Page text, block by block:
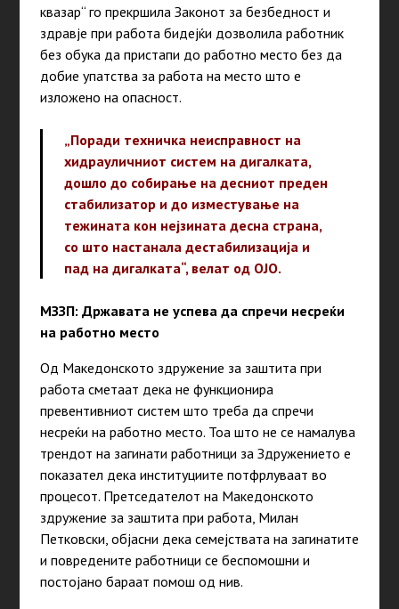
квазар“ го прекршила Законот за безбедност и
здравје при работа бидејќи дозволила работник
без обука да пристапи до работно место без да
добие упатства за работа на место што е
изложено на опасност.
„Поради техничка неисправност на
хидрауличниот систем на дигалката,
дошло до собирање на десниот преден
стабилизатор и до изместување на
тежината кон нејзината десна страна,
со што настанала дестабилизација и
пад на дигалката“, велат од ОЈО.
МЗЗП: Државата не успева да спречи несреќи
на работно место
Од Македонското здружение за заштита при
работа сметаат дека не функционира
превентивниот систем што треба да спречи
несреќи на работно место. Тоа што не се намалува
трендот на загинати работници за Здружението е
показател дека институциите потфрлуваат во
процесот. Претседателот на Македонското
здружение за заштита при работа, Милан
Петковски, објасни дека семејствата на загинатите
и повредените работници се беспомошни и
постојано бараат помош од нив.